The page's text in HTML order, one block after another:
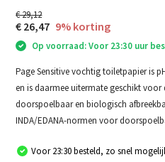
€ 29,12
€ 26,47 9% korting
Op voorraad: Voor 23:30 uur
Page Sensitive vochtig toiletpapier is
en is daarmee uitermate geschikt voor
doorspoelbaar en biologisch
INDA/EDANA-normen voor
Voor 23:30 besteld, zo snel